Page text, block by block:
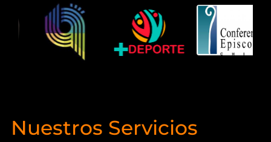
Nuestros Servicios